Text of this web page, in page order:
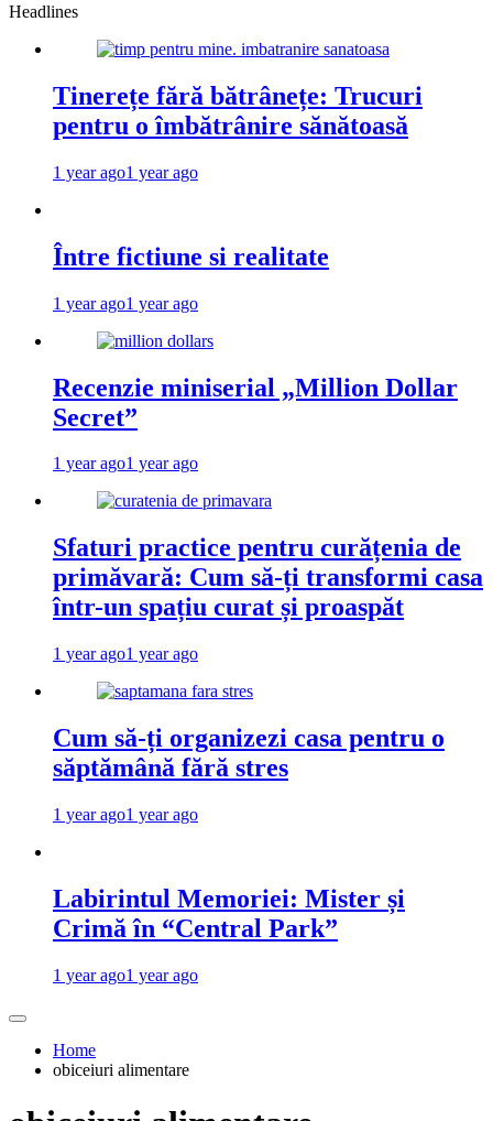
Headlines
Tinerețe fără bătrânețe: Trucuri
pentru o îmbătrânire sănătoasă
1 year ago1 year ago
Între fictiune si realitate
1 year ago1 year ago
Recenzie miniserial „Million Dollar
Secret”
1 year ago1 year ago
Sfaturi practice pentru curățenia de
primăvară: Cum să-ți transformi casa
într-un spațiu curat și proaspăt
1 year ago1 year ago
Cum să-ți organizezi casa pentru o
săptămână fără stres
1 year ago1 year ago
Labirintul Memoriei: Mister și
Crimă în “Central Park”
1 year ago1 year ago
Home
obiceiuri alimentare